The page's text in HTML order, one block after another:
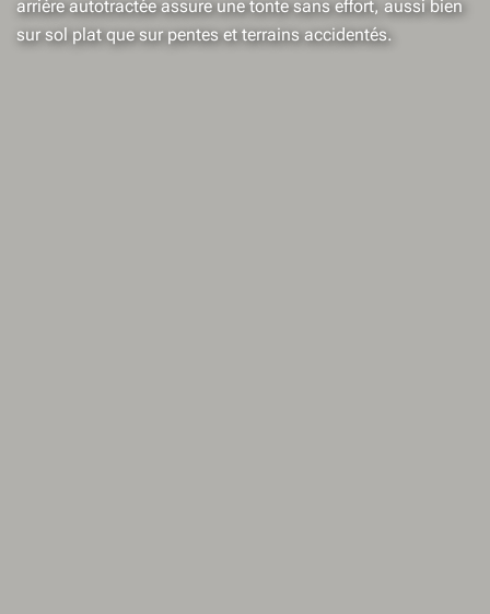
arrière autotractée assure une tonte sans effort, aussi bien
sur sol plat que sur pentes et terrains accidentés.